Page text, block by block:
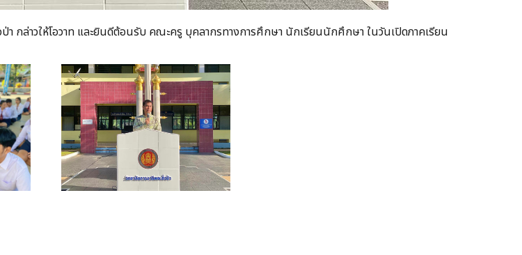
กล่าวให้โอวาท และยินดีต้อนรับ คณะครู บุคลากรทางการศึกษา นักเรียนนักศึกษา ในวันเปิดภาคเรียน